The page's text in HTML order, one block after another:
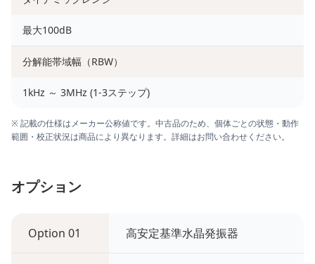
最大100dB
分解能帯域幅（RBW）
1kHz ～ 3MHz (1-3ステップ)
※ 記載の仕様はメーカー公称値です。中古品のため、個体ごとの状態・動作
範囲・校正状況は商品により異なります。詳細はお問い合わせください。
オプション
Option 01 高安定基準水晶発振器